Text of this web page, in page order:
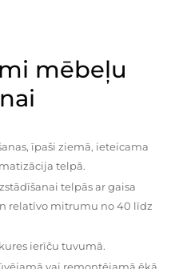
mēbeļu
īpaši ziemā, ieteicama
telpā.
telpās ar gaisa
relatīvo mitrumu no 40 līdz
ierīču tuvumā.